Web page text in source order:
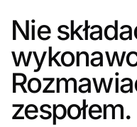
Nie
zespołem.